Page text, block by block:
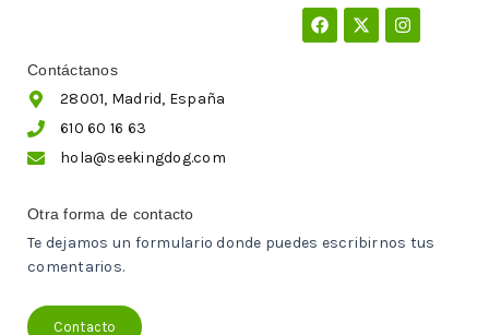
Facebook
X-
twitter
Instagram
Contáctanos
28001, Madrid, España
610 60 16 63
hola@seekingdog.com
Otra forma de contacto
Te dejamos un formulario donde puedes escribirnos tus
comentarios.
Contacto